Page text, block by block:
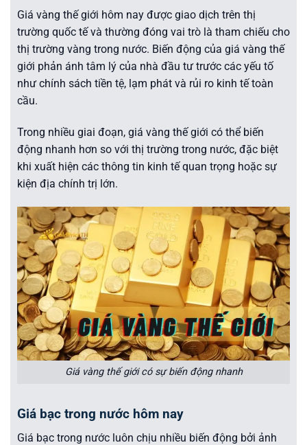
Giá vàng thế giới hôm nay được giao dịch trên thị
trường quốc tế và thường đóng vai trò là tham chiếu cho
thị trường vàng trong nước. Biến động của giá vàng thế
giới phản ánh tâm lý của nhà đầu tư trước các yếu tố
như chính sách tiền tệ, lạm phát và rủi ro kinh tế toàn
cầu.
Trong nhiều giai đoạn, giá vàng thế giới có thể biến
động nhanh hơn so với thị trường trong nước, đặc biệt
khi xuất hiện các thông tin kinh tế quan trọng hoặc sự
kiện địa chính trị lớn.
Giá vàng thế giới có sự biến động nhanh
Giá bạc trong nước hôm nay
Giá bạc trong nước luôn chịu nhiều biến động bởi ảnh